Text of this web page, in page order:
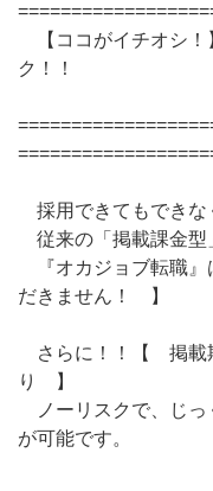
【ココがイチオシ！
ク！！
採用できてもできな
従来の「掲載課金型
『オカジョブ転職』
だきません！ 】
さらに！！【 掲載
り 】
ノーリスクで、じっ
が可能です。